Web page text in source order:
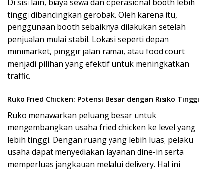
Di sisi lain, biaya sewa dan operasional booth lebih
tinggi dibandingkan gerobak. Oleh karena itu,
penggunaan booth sebaiknya dilakukan setelah
penjualan mulai stabil. Lokasi seperti depan
minimarket, pinggir jalan ramai, atau food court
menjadi pilihan yang efektif untuk meningkatkan
traffic.
Ruko Fried Chicken: Potensi Besar dengan Risiko Tinggi
Ruko menawarkan peluang besar untuk
mengembangkan usaha fried chicken ke level yang
lebih tinggi. Dengan ruang yang lebih luas, pelaku
usaha dapat menyediakan layanan dine-in serta
memperluas jangkauan melalui delivery. Hal ini